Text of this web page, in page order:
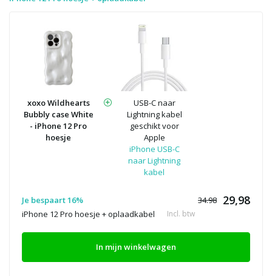
xoxo Wildhearts
Bubbly case White
- iPhone 12 Pro
hoesje
USB-C naar
Lightning kabel
geschikt voor
Apple
iPhone USB-C
naar Lightning
kabel
Je bespaart 16% 34.98 29,98
iPhone 12 Pro hoesje + oplaadkabel Incl. btw
In mijn winkelwagen